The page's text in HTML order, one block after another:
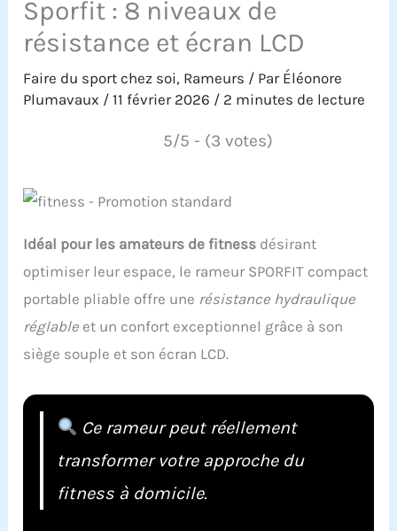
Sporfit : 8 niveaux de
résistance et écran LCD
Faire du sport chez soi, Rameurs / Par Éléonore
Plumavaux /11 février 2026 / 2 minutes de lecture
5/5 - (3 votes)
Idéal pour les amateurs de fitness désirant
optimiser leur espace, le rameur SPORFIT compact
portable pliable offre une résistance hydraulique
réglable et un confort exceptionnel grâce à son
siège souple et son écran LCD.
Ce rameur peut réellement
transformer votre approche du
fitness à domicile.